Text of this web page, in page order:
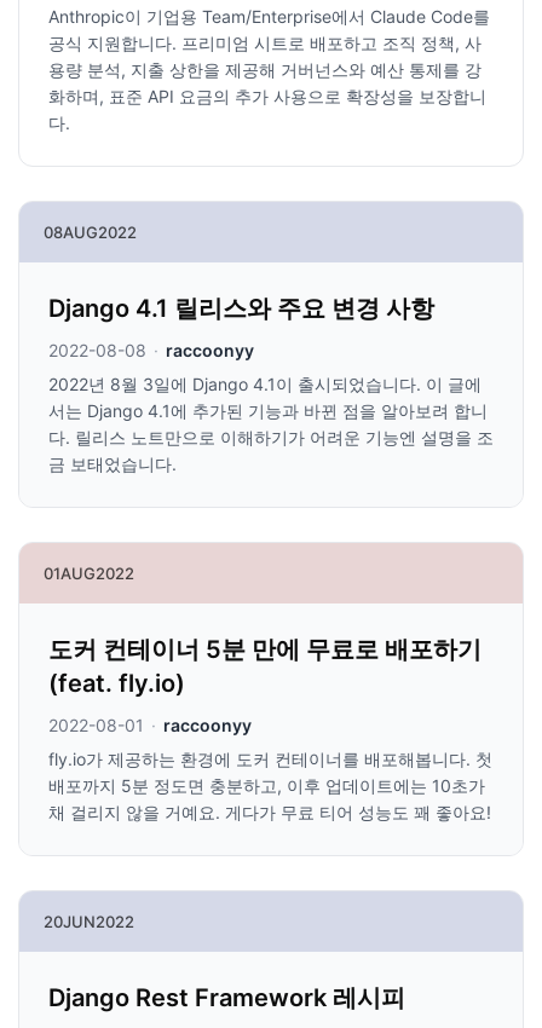
Anthropic이 기업용 Team/Enterprise에서 Claude Code를
공식 지원합니다. 프리미엄 시트로 배포하고 조직 정책, 사
용량 분석, 지출 상한을 제공해 거버넌스와 예산 통제를 강
화하며, 표준 API 요금의 추가 사용으로 확장성을 보장합니
다.
08AUG2022
Django 4.1 릴리스와 주요 변경 사항
2022-08-08 · raccoonyy
2022년 8월 3일에 Django 4.1이 출시되었습니다. 이 글에
서는 Django 4.1에 추가된 기능과 바뀐 점을 알아보려 합니
다. 릴리스 노트만으로 이해하기가 어려운 기능엔 설명을 조
금 보태었습니다.
01AUG2022
도커 컨테이너 5분 만에 무료로 배포하기
(feat. fly.io)
2022-08-01 · raccoonyy
fly.io가 제공하는 환경에 도커 컨테이너를 배포해봅니다. 첫
배포까지 5분 정도면 충분하고, 이후 업데이트에는 10초가
채 걸리지 않을 거예요. 게다가 무료 티어 성능도 꽤 좋아요!
20JUN2022
Django Rest Framework 레시피